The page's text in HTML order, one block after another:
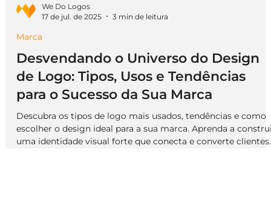
17 de jul. de 2025
Marca
Desvendando o Universo do Design
de Logo: Tipos, Usos e Tendências
para o Sucesso da Sua Marca
Descubra os tipos de logo mais usados, tendências e como